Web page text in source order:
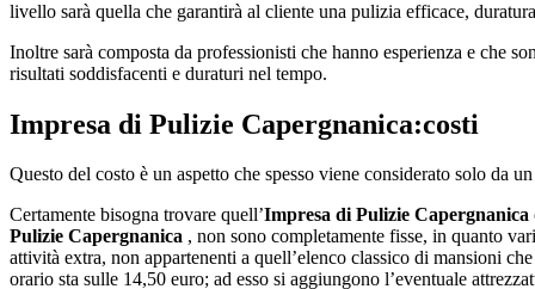
livello sarà quella che garantirà al cliente una pulizia efficace,
Inoltre sarà composta da professionisti che hanno esperienza e che
risultati soddisfacenti e duraturi nel tempo.
Impresa di Pulizie Capergnanica:costi
Questo del costo è un aspetto che spesso viene considerato solo da
Certamente bisogna trovare quell’Impresa di Pulizie Capergnanica
Pulizie Capergnanica , non sono completamente fisse, in quanto
attività extra, non appartenenti a quell’elenco classico di mansioni
orario sta sulle 14,50 euro; ad esso si aggiungono l’eventuale